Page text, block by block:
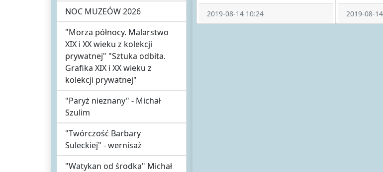
NOC MUZEÓW 2026
"Morza północy. Malarstwo
XIX i XX wieku z kolekcji
prywatnej" "Sztuka odbita.
Grafika XIX i XX wieku z
kolekcji prywatnej"
"Paryż nieznany" - Michał
Szulim
"Twórczość Barbary
Suleckiej" - wernisaż
"Watykan od środka" Michał
2019-08-14 10:24 2019-08-